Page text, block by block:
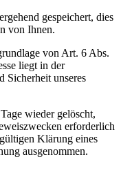
gespeichert, dies
von Ihnen.
von Art. 6 Abs.
liegt in der
Sicherheit unseres
wieder gelöscht,
erforderlich
Klärung eines
ausgenommen.